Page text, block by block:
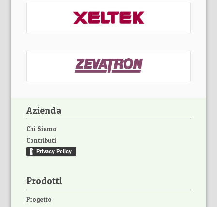
Azienda
Chi Siamo
Contributi
Prodotti
Progetto